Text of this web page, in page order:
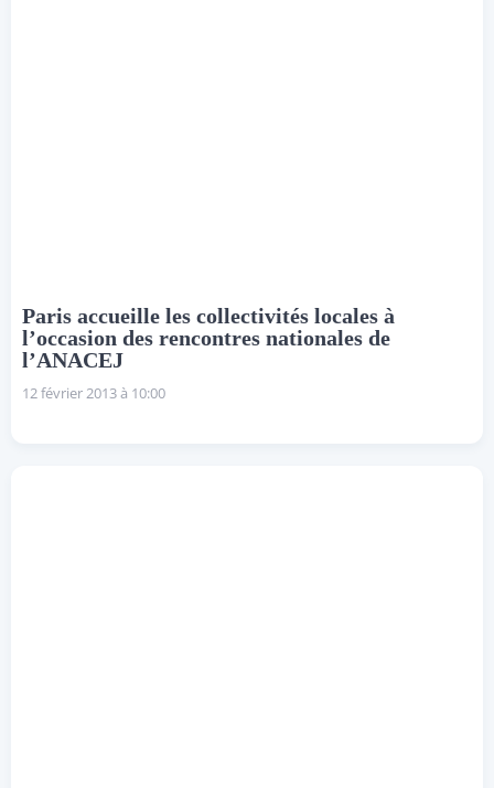
Paris accueille les collectivités locales à
l’occasion des rencontres nationales de
l’ANACEJ
12 février 2013 à 10:00